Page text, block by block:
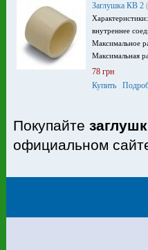
Заглушка КВ 2
внутреннее
Максимальное
Максимальная
78 грн
Купить
Покупайте
официальном